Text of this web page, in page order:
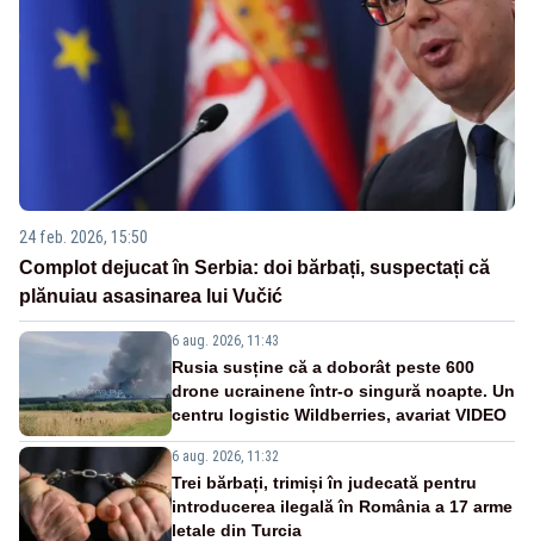
24 feb. 2026, 15:50
Complot dejucat în Serbia: doi bărbați, suspectați că
plănuiau asasinarea lui Vučić
6 aug. 2026, 11:43
Rusia susține că a doborât peste 600
drone ucrainene într-o singură noapte. Un
centru logistic Wildberries, avariat VIDEO
6 aug. 2026, 11:32
Trei bărbați, trimiși în judecată pentru
introducerea ilegală în România a 17 arme
letale din Turcia